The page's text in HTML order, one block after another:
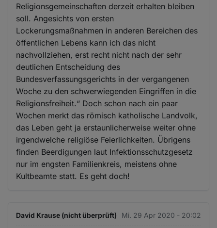
Religionsgemeinschaften derzeit erhalten bleiben
soll. Angesichts von ersten
Lockerungsmaßnahmen in anderen Bereichen des
öffentlichen Lebens kann ich das nicht
nachvollziehen, erst recht nicht nach der sehr
deutlichen Entscheidung des
Bundesverfassungsgerichts in der vergangenen
Woche zu den schwerwiegenden Eingriffen in die
Religionsfreiheit.“ Doch schon nach ein paar
Wochen merkt das römisch katholische Landvolk,
das Leben geht ja erstaunlicherweise weiter ohne
irgendwelche religiöse Feierlichkeiten. Übrigens
finden Beerdigungen laut Infektionsschutzgesetz
nur im engsten Familienkreis, meistens ohne
Kultbeamte statt. Es geht doch!
David Krause (nicht überprüft) Mi. 29 Apr 2020 - 20:02